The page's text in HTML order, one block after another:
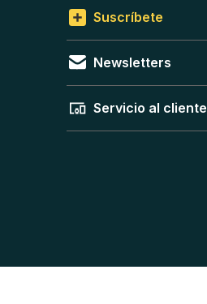
Suscríbete
Newsletters
Servicio al cliente